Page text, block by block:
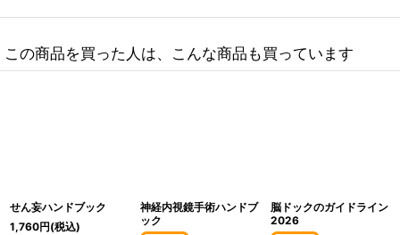
この商品を買った人は、こんな商品も買っています
せん妄ハンドブック
1,760円(税込)
神経内視鏡手術ハンドブ
ック
脳ドックのガイドライン
2026